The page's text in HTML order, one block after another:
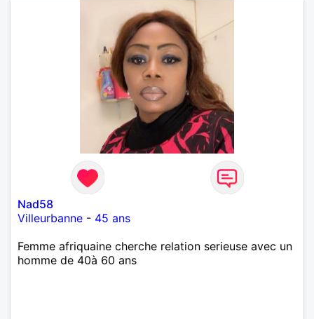
Nad58
Villeurbanne - 45 ans
Femme afriquaine cherche relation serieuse avec un
homme de 40à 60 ans